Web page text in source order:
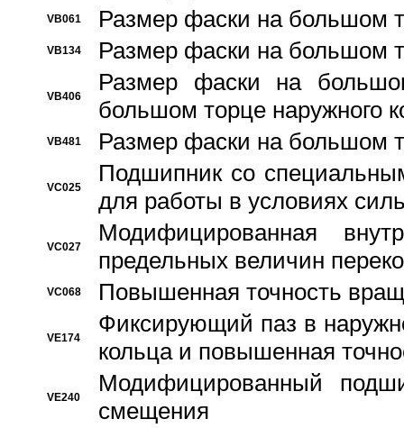
VB061 Размер фаски на большом
VB134 Размер фаски на большом
VB406
Размер фаски на
большом торце наружного
VB481 Размер фаски на большом
VC025
Подшипник со
для работы в условиях
VC027
Модифицированная
предельных величин
VC068 Повышенная точность
VE174
Фиксирующий паз в
кольца и повышенная
VE240
Модифицированный
смещения